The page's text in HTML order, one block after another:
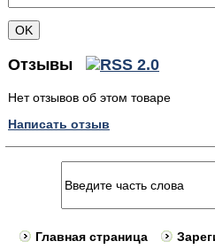
Отзывы
Нет отзывов об этом товаре
Написать отзыв
Главная страница